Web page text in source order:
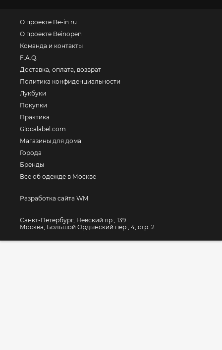
О проекте Be-in.ru
О проекте Beinopen
Команда и контакты
F.A.Q.
Доставка, оплата, возврат
Политика конфиденциальности
Лукбуки
Покупки
Практика
Glocalabel.com
Магазины для дома
Города
Бренды
Все об одежде в Москве
Разработка сайта WM
Санкт-Петербург, Невский пр., 139
Москва, Большой Ордынский пер., 4, стр. 2